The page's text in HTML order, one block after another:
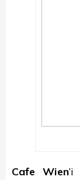
Cafe Wien